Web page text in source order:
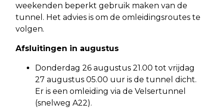
weekenden beperkt gebruik maken van de
tunnel. Het advies is om de omleidingsroutes te
volgen.
Afsluitingen in augustus
Donderdag 26 augustus 21.00 tot vrijdag
27 augustus 05.00 uur is de tunnel dicht.
Er is een omleiding via de Velsertunnel
(snelweg A22).